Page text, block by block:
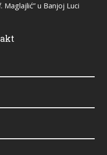
u Banjoj Luci